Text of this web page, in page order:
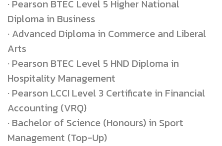
· Pearson BTEC Level 5 Higher National
Diploma in Business
· Advanced Diploma in Commerce and Liberal
Arts
· Pearson BTEC Level 5 HND Diploma in
Hospitality Management
· Pearson LCCI Level 3 Certificate in Financial
Accounting (VRQ)
· Bachelor of Science (Honours) in Sport
Management (Top-Up)